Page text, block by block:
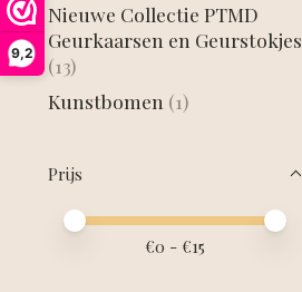
9,2
Nieuwe Collectie PTMD
Geurkaarsen en Geurstokjes
(13)
Kunstbomen (1)
Prijs
Minimale prijswaarde
Price maximum value
€0 - €15